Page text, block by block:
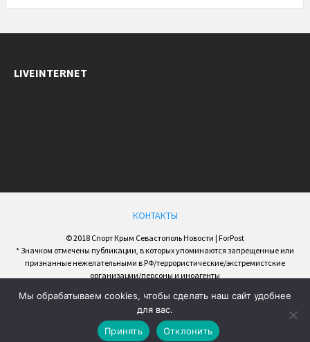
LIVEINTERNET
КОНТАКТЫ
© 2018 Спорт Крым Севастополь Новости | ForPost
* Значком отмечены публикации, в которых упоминаются запрещенные или
признанные нежелательными в РФ/террористические/экстремистские
организации/персоны и иноагенты
Мы обрабатываем cookies, чтобы сделать наш сайт удобнее
для вас.
Принять
Отклонить